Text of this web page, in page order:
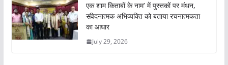
एक शाम किताबों के नाम’ में पुस्तकों पर मंथन,
संवेदनात्मक अभिव्यक्ति को बताया रचनात्मकता
का आधार
July 29, 2026